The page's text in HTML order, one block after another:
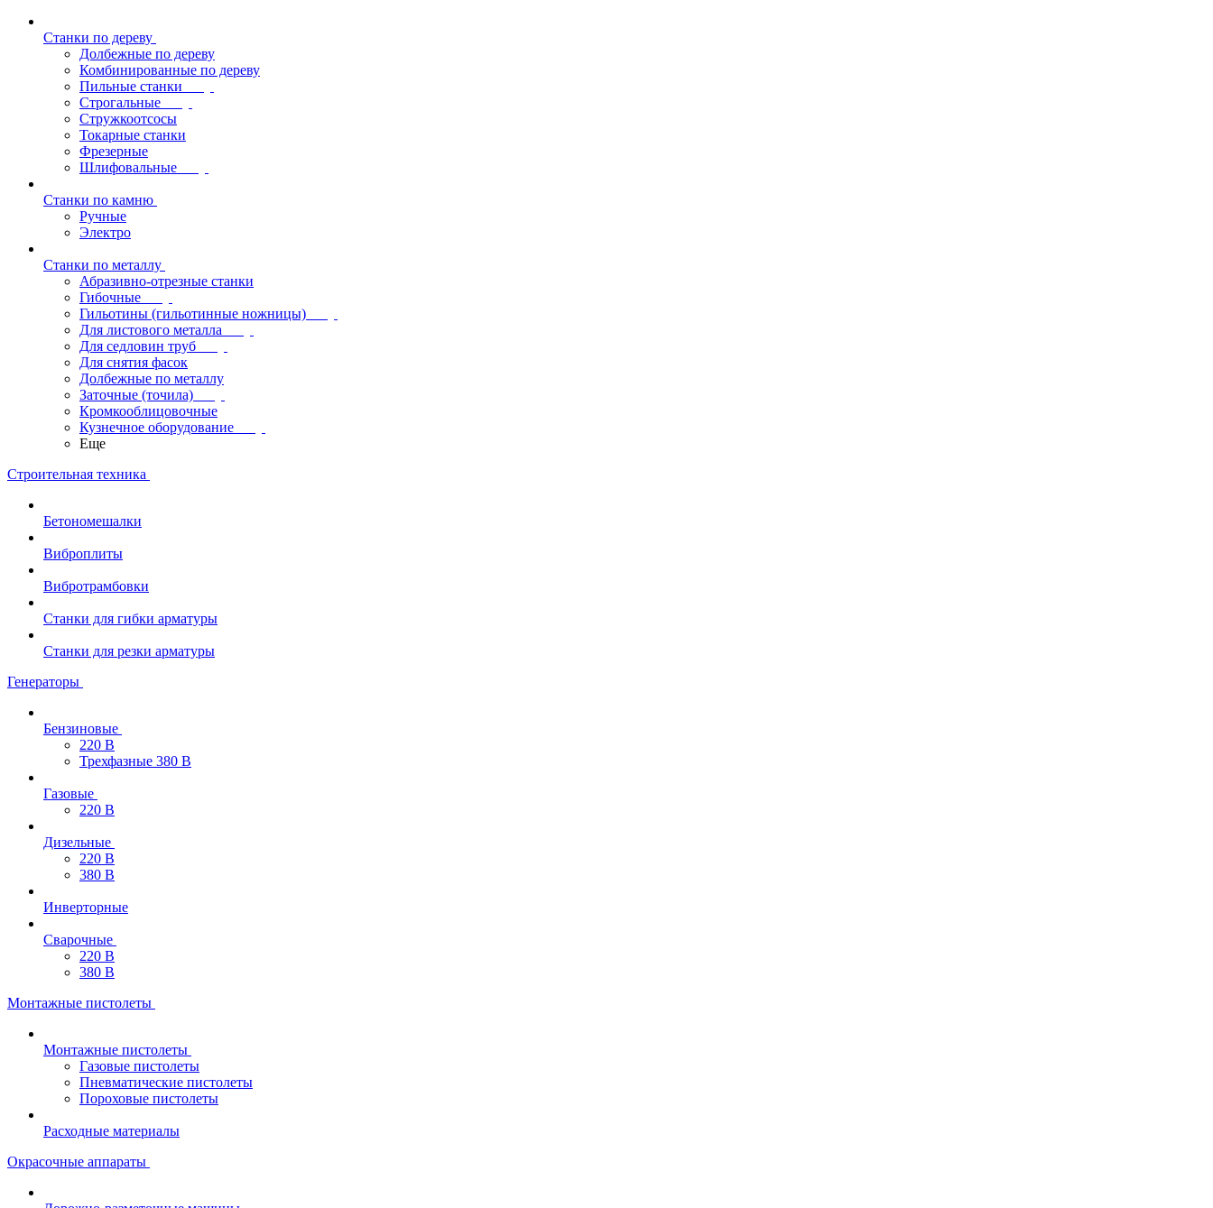
Станки по дереву
Долбежные по дереву
Комбинированные по дереву
Пильные станки
Строгальные
Стружкоотсосы
Токарные станки
Фрезерные
Шлифовальные
Станки по камню
Ручные
Электро
Станки по металлу
Абразивно-отрезные станки
Гибочные
Гильотины (гильотинные ножницы)
Для листового металла
Для седловин труб
Для снятия фасок
Долбежные по металлу
Заточные (точила)
Кромкооблицовочные
Кузнечное оборудование
Еще
Строительная техника
Бетономешалки
Виброплиты
Вибротрамбовки
Станки для гибки арматуры
Станки для резки арматуры
Генераторы
Бензиновые
220 В
Трехфазные 380 В
Газовые
220 В
Дизельные
220 В
380 В
Инверторные
Сварочные
220 В
380 В
Монтажные пистолеты
Монтажные пистолеты
Газовые пистолеты
Пневматические пистолеты
Пороховые пистолеты
Расходные материалы
Окрасочные аппараты